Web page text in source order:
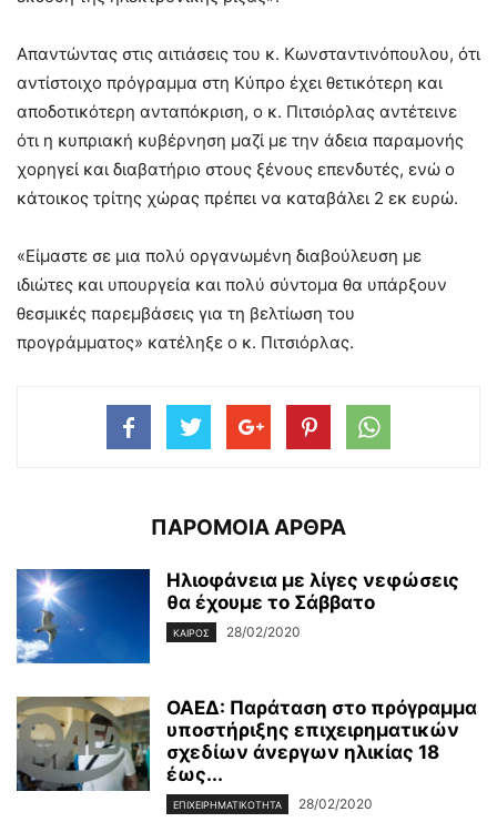
Απαντώντας στις αιτιάσεις του κ. Κωνσταντινόπουλου, ότι
αντίστοιχο πρόγραμμα στη Κύπρο έχει θετικότερη και
αποδοτικότερη ανταπόκριση, ο κ. Πιτσιόρλας αντέτεινε
ότι η κυπριακή κυβέρνηση μαζί με την άδεια παραμονής
χορηγεί και διαβατήριο στους ξένους επενδυτές, ενώ ο
κάτοικος τρίτης χώρας πρέπει να καταβάλει 2 εκ ευρώ.
«Είμαστε σε μια πολύ οργανωμένη διαβούλευση με
ιδιώτες και υπουργεία και πολύ σύντομα θα υπάρξουν
θεσμικές παρεμβάσεις για τη βελτίωση του
προγράμματος» κατέληξε ο κ. Πιτσιόρλας.
ΠΑΡΟΜΟΙΑ ΑΡΘΡΑ
Ηλιοφάνεια με λίγες νεφώσεις
θα έχουμε το Σάββατο
ΚΑΙΡΌΣ 28/02/2020
ΟΑΕΔ: Παράταση στο πρόγραμμα
υποστήριξης επιχειρηματικών
σχεδίων άνεργων ηλικίας 18
έως...
ΕΠΙΧΕΙΡΗΜΑΤΙΚΌΤΗΤΑ 28/02/2020